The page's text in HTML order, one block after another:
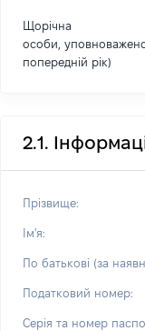
Щорічна
особи,
попередній рік)
2.1.
Прізвище:
Ім'я:
По батькові (за
Податковий номер:
Серія та номер